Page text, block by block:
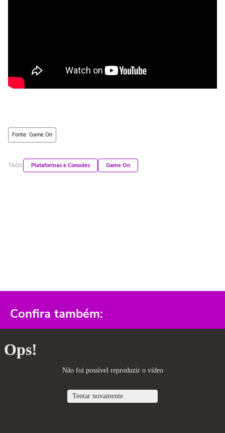
Fonte: Game On
TAGS Plataformas e Consoles Game On
Confira também: